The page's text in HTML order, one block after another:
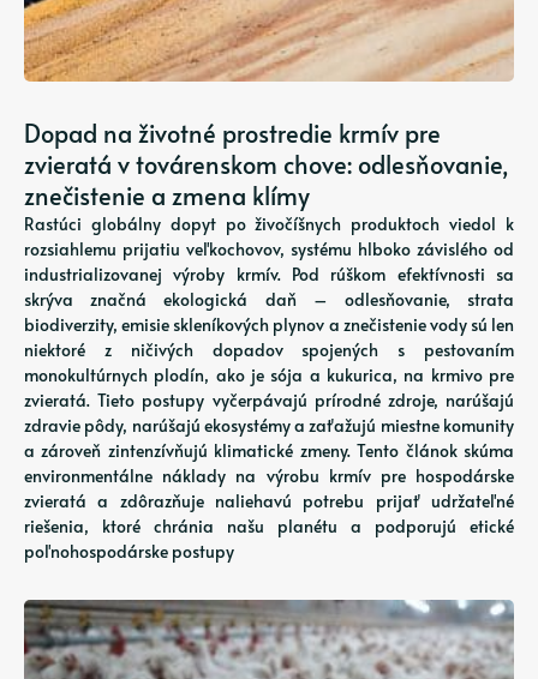
Dopad na životné prostredie krmív pre
zvieratá v továrenskom chove: odlesňovanie,
znečistenie a zmena klímy
Rastúci globálny dopyt po živočíšnych produktoch viedol k
rozsiahlemu prijatiu veľkochovov, systému hlboko závislého od
industrializovanej výroby krmív. Pod rúškom efektívnosti sa
skrýva značná ekologická daň – odlesňovanie, strata
biodiverzity, emisie skleníkových plynov a znečistenie vody sú len
niektoré z ničivých dopadov spojených s pestovaním
monokultúrnych plodín, ako je sója a kukurica, na krmivo pre
zvieratá. Tieto postupy vyčerpávajú prírodné zdroje, narúšajú
zdravie pôdy, narúšajú ekosystémy a zaťažujú miestne komunity
a zároveň zintenzívňujú klimatické zmeny. Tento článok skúma
environmentálne náklady na výrobu krmív pre hospodárske
zvieratá a zdôrazňuje naliehavú potrebu prijať udržateľné
riešenia, ktoré chránia našu planétu a podporujú etické
poľnohospodárske postupy